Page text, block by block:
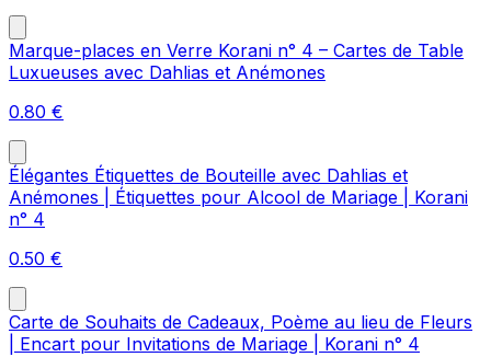
Marque-places en Verre Korani n° 4 – Cartes de Table
Luxueuses avec Dahlias et Anémones
0.80 €
Élégantes Étiquettes de Bouteille avec Dahlias et
Anémones | Étiquettes pour Alcool de Mariage | Korani
n° 4
0.50 €
Carte de Souhaits de Cadeaux, Poème au lieu de Fleurs
| Encart pour Invitations de Mariage | Korani n° 4